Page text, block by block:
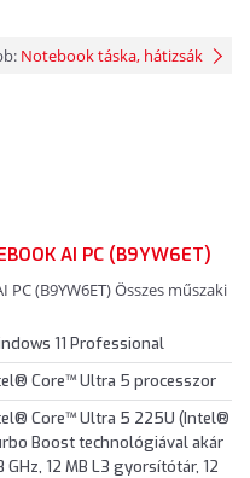
Notebook táska, hátizsák
AI PC (B9YW6ET)
(B9YW6ET) Összes műszaki
11 Professional
Core™ Ultra 5 processzor
Core™ Ultra 5 225U (Intel®
Boost technológiával akár
GHz, 12 MB L3 gyorsítótár, 12